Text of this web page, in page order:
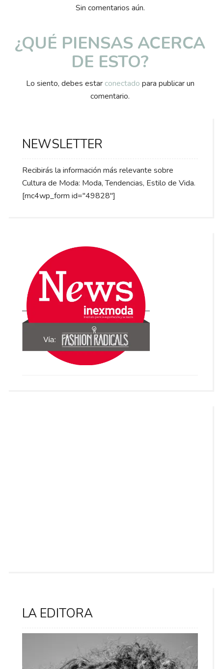
Sin comentarios aún.
¿QUÉ PIENSAS ACERCA
DE ESTO?
Lo siento, debes estar conectado para publicar un
comentario.
NEWSLETTER
Recibirás la información más relevante sobre
Cultura de Moda: Moda, Tendencias, Estilo de Vida.
[mc4wp_form id="49828"]
LA EDITORA